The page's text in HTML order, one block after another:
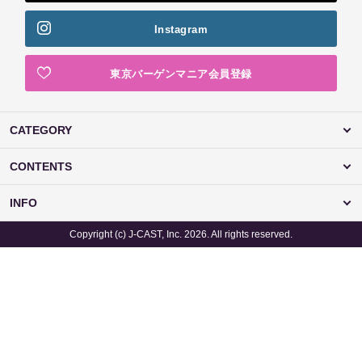
Instagram
東京バーゲンマニア会員登録
CATEGORY
CONTENTS
INFO
Copyright (c) J-CAST, Inc. 2026. All rights reserved.